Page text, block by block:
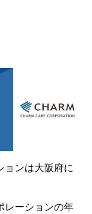
ョンは大阪府に
レーションの年